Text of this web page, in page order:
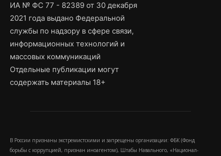
ИА № ФС 77 - 82389 от 30 декабря
2021 года выдано Федеральной
службы по надзору в сфере связи,
информационных технологий и
массовых коммуникаций
Отдельные публикации могут
содержать материалы 18+
В России признаны экстремистскими и запрещены организации: ФБК (Фонд
борьбы с коррупцией, признан иноагентом), Штабы Навального, «Национал-